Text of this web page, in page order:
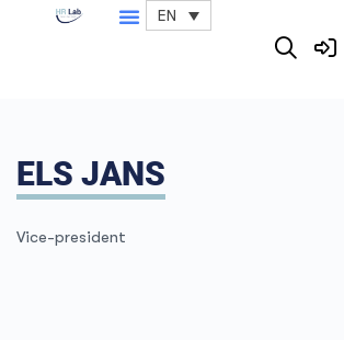
EN
ELS JANS
Vice-president